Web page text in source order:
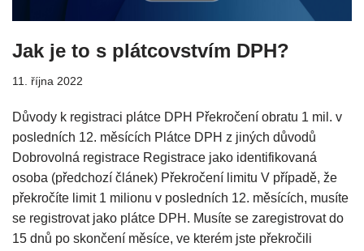
Jak je to s plátcovstvím DPH?
11. října 2022
Důvody k registraci plátce DPH Překročení obratu 1 mil. v
posledních 12. měsících Plátce DPH z jiných důvodů
Dobrovolná registrace Registrace jako identifikovaná
osoba (předchozí článek) Překročení limitu V případě, že
překročíte limit 1 milionu v posledních 12. měsících, musíte
se registrovat jako plátce DPH. Musíte se zaregistrovat do
15 dnů po skončení měsíce, ve kterém jste překročili